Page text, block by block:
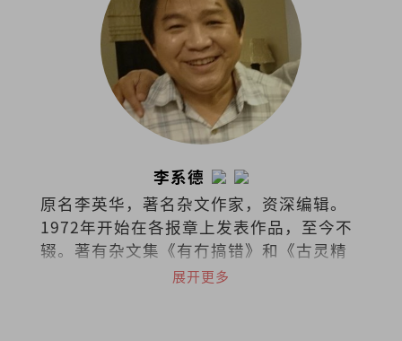
李系德
原名李英华，著名杂文作家，资深编辑。
1972年开始在各报章上发表作品，至今不
辍。著有杂文集《有冇搞错》和《古灵精
展开更多